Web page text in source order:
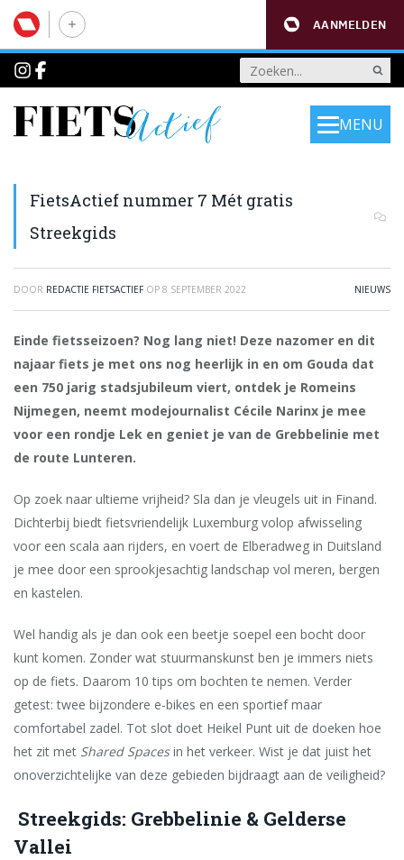
AANMELDEN
MENU
FietsActief nummer 7 Mét gratis
Streekgids
DOOR REDACTIE FIETSACTIEF OP 8 SEPTEMBER 2022 NIEUWS
Einde fietsseizoen? Nog lang niet! Deze nazomer en dit
najaar fiets je met ons nog heerlijk in en om Gouda dat
een 750 jarig stadsjubileum viert, ontdek je Romeins
Nijmegen, neemt modejournalist Cécile Narinx je mee
voor een rondje Lek en geniet je van de Grebbelinie met
de route Lunteren.
Op zoek naar ultieme vrijheid? Sla dan je vleugels uit in Finand.
Dichterbij biedt fietsvriendelijk Luxemburg volop afwisseling
voor een scala aan rijders, en voert de Elberadweg in Duitsland
je mee door een sprookjesachtig landschap vol meren, bergen
en kastelen.
Wel handig als je dan ook een beetje soepel een bocht door
kunt komen. Zonder wat stuurmanskunst ben je immers niets
op de fiets. Daarom 10 tips om bochten te nemen. Verder
getest: twee bijzondere e-bikes en een sportief maar
comfortabel zadel. Tot slot doet Heikel Punt uit de doeken hoe
het zit met Shared Spacesin het verkeer. Wist je dat juist het
onoverzichtelijke van deze gebieden bijdraagt aan de veiligheid?
Streekgids: Grebbelinie & Gelderse
Vallei